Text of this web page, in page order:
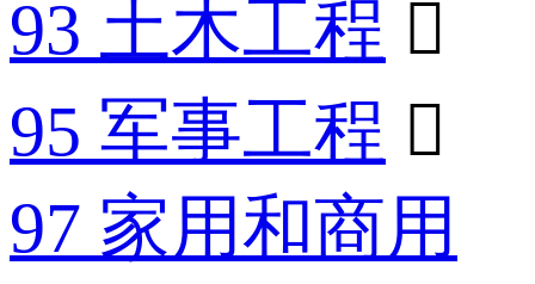
93 土木工程 
95 军事工程 
97 家用和商用